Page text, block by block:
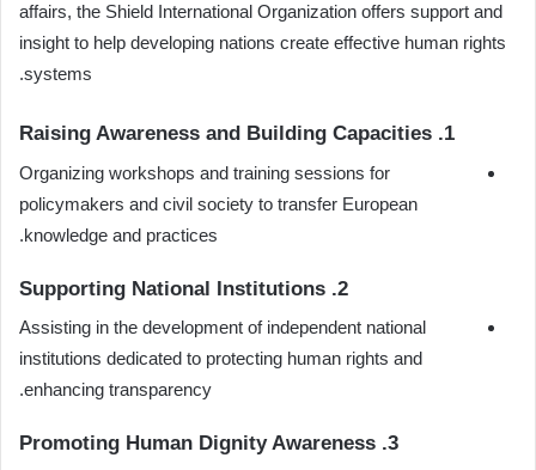
affairs, the Shield International Organization offers support and
insight to help developing nations create effective human rights
systems.
1. Raising Awareness and Building Capacities
Organizing workshops and training sessions for
policymakers and civil society to transfer European
knowledge and practices.
2. Supporting National Institutions
Assisting in the development of independent national
institutions dedicated to protecting human rights and
enhancing transparency.
3. Promoting Human Dignity Awareness